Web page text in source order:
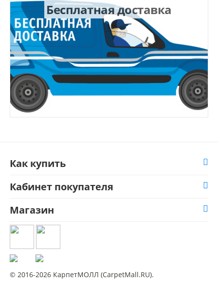
Бесплатная доставка
Как купить
Кабинет покупателя
Магазин
© 2016-2026 КарпетМОЛЛ (CarpetMall.RU).